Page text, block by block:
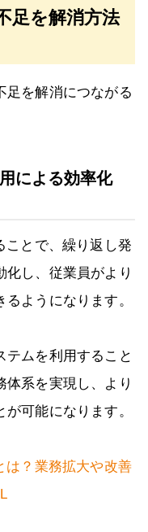
足を解消方法
足を解消につながる
による効率化
ことで、繰り返し発
し、従業員がより
ようになります。
テムを利用すること
体系を実現し、より
可能になります。
は？業務拡大や改善